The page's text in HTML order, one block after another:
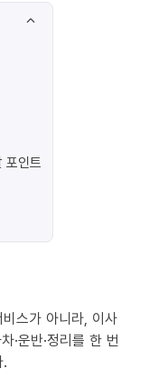
포인트
스가 아니라, 이사
·운반·정리를 한 번
.